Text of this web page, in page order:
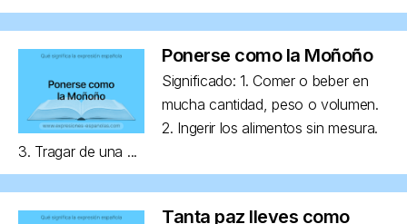
Ponerse como la Moñoño
Significado: 1. Comer o beber en
mucha cantidad, peso o volumen.
2. Ingerir los alimentos sin mesura.
3. Tragar de una ...
Tanta paz lleves como